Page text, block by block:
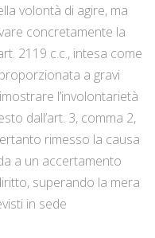
volontà di agire, ma
concretamente la
2119 c.c., intesa come
a gravi
l’involontarietà
dall’art. 3, comma 2,
rimesso la causa
a un accertamento
superando la mera
in sede